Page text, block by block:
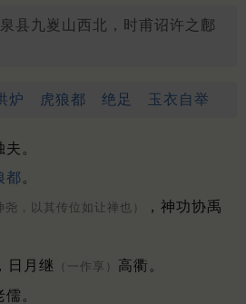
县九嵏山西北，时甫诏许之鄜
炉 虎狼都 绝足 玉衣自举
。
都。
尧，以其传位如让禅也）
，神功协禹
，日月继 （一作享） 高衢。
。